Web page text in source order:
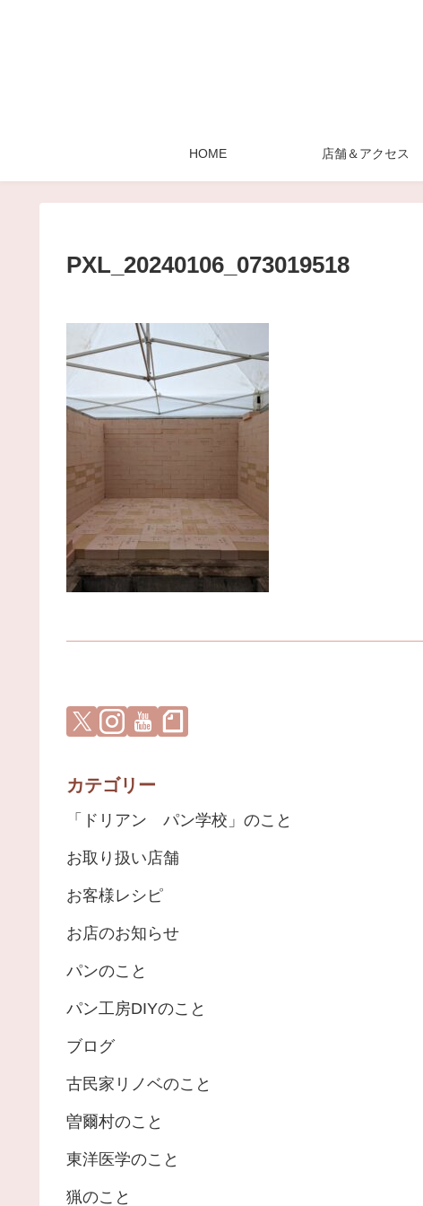
HOME 店舗＆アクセス
PXL_20240106_073019518
カテゴリー
「ドリアン パン学校」のこと
お取り扱い店舗
お客様レシピ
お店のお知らせ
パンのこと
パン工房DIYのこと
ブログ
古民家リノベのこと
曽爾村のこと
東洋医学のこと
猟のこと